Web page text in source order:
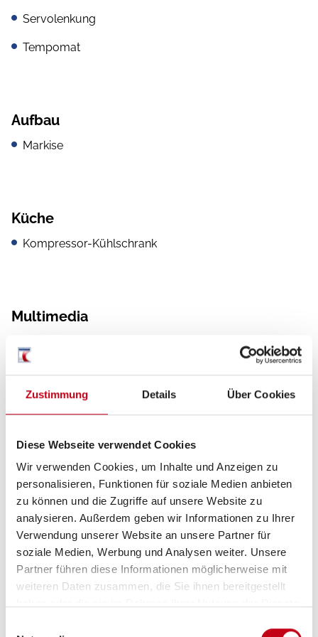
Zustimmung Details Über Cookies
Diese Webseite verwendet Cookies
Wir verwenden Cookies, um Inhalte und Anzeigen zu
personalisieren, Funktionen für soziale Medien anbieten
zu können und die Zugriffe auf unsere Website zu
analysieren. Außerdem geben wir Informationen zu Ihrer
Verwendung unserer Website an unsere Partner für
soziale Medien, Werbung und Analysen weiter. Unsere
Partner führen diese Informationen möglicherweise mit
weiteren Daten zusammen, die Sie ihnen bereitgestellt
Servolenkung
Tempomat
Aufbau
Markise
Küche
Kompressor-Kühlschrank
Multimedia
Navigationssystem
Sonstiges
Isofix